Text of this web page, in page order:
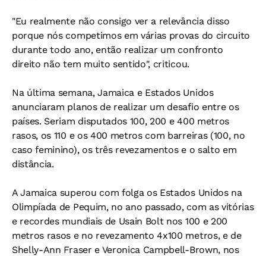
"Eu realmente não consigo ver a relevância disso
porque nós competimos em várias provas do circuito
durante todo ano, então realizar um confronto
direito não tem muito sentido", criticou.
Na última semana, Jamaica e Estados Unidos
anunciaram planos de realizar um desafio entre os
países. Seriam disputados 100, 200 e 400 metros
rasos, os 110 e os 400 metros com barreiras (100, no
caso feminino), os três revezamentos e o salto em
distância.
A Jamaica superou com folga os Estados Unidos na
Olimpíada de Pequim, no ano passado, com as vitórias
e recordes mundiais de Usain Bolt nos 100 e 200
metros rasos e no revezamento 4x100 metros, e de
Shelly-Ann Fraser e Veronica Campbell-Brown, nos